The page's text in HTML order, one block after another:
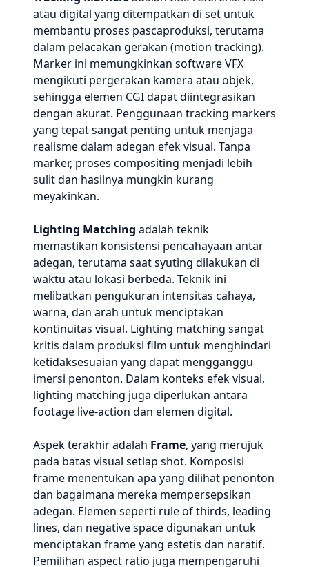
atau digital yang ditempatkan di set untuk
membantu proses pascaproduksi, terutama
dalam pelacakan gerakan (motion tracking).
Marker ini memungkinkan software VFX
mengikuti pergerakan kamera atau objek,
sehingga elemen CGI dapat diintegrasikan
dengan akurat. Penggunaan tracking markers
yang tepat sangat penting untuk menjaga
realisme dalam adegan efek visual. Tanpa
marker, proses compositing menjadi lebih
sulit dan hasilnya mungkin kurang
meyakinkan.
Lighting Matching adalah teknik
memastikan konsistensi pencahayaan antar
adegan, terutama saat syuting dilakukan di
waktu atau lokasi berbeda. Teknik ini
melibatkan pengukuran intensitas cahaya,
warna, dan arah untuk menciptakan
kontinuitas visual. Lighting matching sangat
kritis dalam produksi film untuk menghindari
ketidaksesuaian yang dapat mengganggu
imersi penonton. Dalam konteks efek visual,
lighting matching juga diperlukan antara
footage live-action dan elemen digital.
Aspek terakhir adalah Frame, yang merujuk
pada batas visual setiap shot. Komposisi
frame menentukan apa yang dilihat penonton
dan bagaimana mereka mempersepsikan
adegan. Elemen seperti rule of thirds, leading
lines, dan negative space digunakan untuk
menciptakan frame yang estetis dan naratif.
Pemilihan aspect ratio juga mempengaruhi